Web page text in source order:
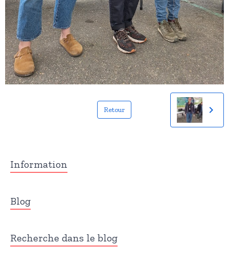
Retour
Information
Blog
Recherche dans le blog